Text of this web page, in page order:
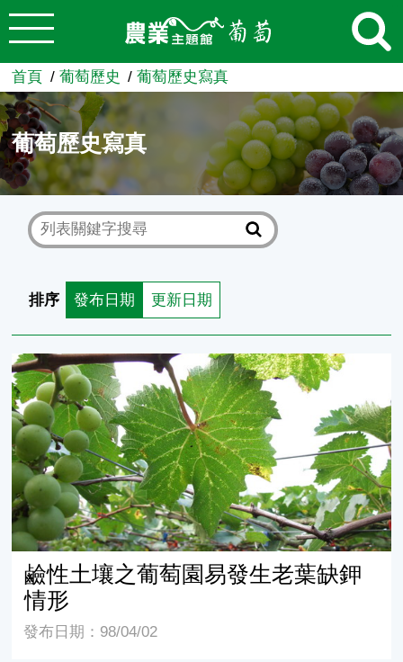
跳到主要內容
農業知識入口網
首頁 葡萄歷史 葡萄歷史寫真
葡萄歷史寫真
排序 發布日期 更新日期
鹼性土壤之葡萄園易發生老葉缺鉀情形
鹼性土壤之葡萄園易發生老葉缺鉀
情形
發布日期：98/04/02